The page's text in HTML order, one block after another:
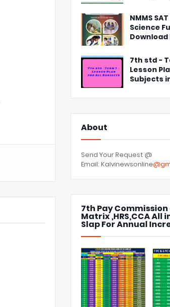
NMMS SAT
Science
Download
7th std -
Lesson
Subjects
About
Send Your Request @
Email: Kalvinewsonline
7th Pay Commission
Matrix ,HRS,CCA All
Slap For Annual